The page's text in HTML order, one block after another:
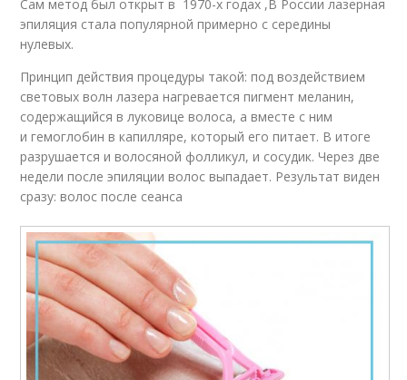
Сам метод был открыт в 1970-х годах ,В России лазерная
эпиляция стала популярной примерно с середины
нулевых.
Принцип действия процедуры такой: под воздействием
световых волн лазера нагревается пигмент меланин,
содержащийся в луковице волоса, а вместе с ним
и гемоглобин в капилляре, который его питает. В итоге
разрушается и волосяной фолликул, и сосудик. Через две
недели после эпиляции волос выпадает. Результат виден
сразу: волос после сеанса